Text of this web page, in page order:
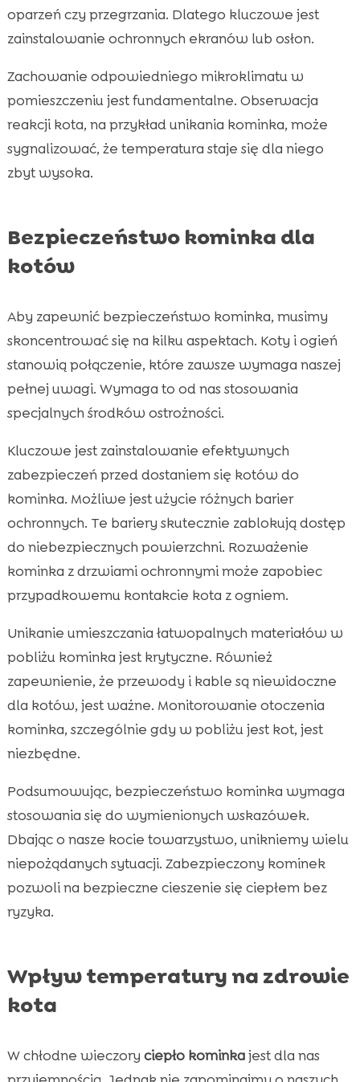
oparzeń czy przegrzania. Dlatego kluczowe jest
zainstalowanie ochronnych ekranów lub osłon.
Zachowanie odpowiedniego mikroklimatu w
pomieszczeniu jest fundamentalne. Obserwacja
reakcji kota, na przykład unikania kominka, może
sygnalizować, że temperatura staje się dla niego
zbyt wysoka.
Bezpieczeństwo kominka dla
kotów
Aby zapewnić bezpieczeństwo kominka, musimy
skoncentrować się na kilku aspektach. Koty i ogień
stanowią połączenie, które zawsze wymaga naszej
pełnej uwagi. Wymaga to od nas stosowania
specjalnych środków ostrożności.
Kluczowe jest zainstalowanie efektywnych
zabezpieczeń przed dostaniem się kotów do
kominka. Możliwe jest użycie różnych barier
ochronnych. Te bariery skutecznie zablokują dostęp
do niebezpiecznych powierzchni. Rozważenie
kominka z drzwiami ochronnymi może zapobiec
przypadkowemu kontakcie kota z ogniem.
Unikanie umieszczania łatwopalnych materiałów w
pobliżu kominka jest krytyczne. Również
zapewnienie, że przewody i kable są niewidoczne
dla kotów, jest ważne. Monitorowanie otoczenia
kominka, szczególnie gdy w pobliżu jest kot, jest
niezbędne.
Podsumowując, bezpieczeństwo kominka wymaga
stosowania się do wymienionych wskazówek.
Dbając o nasze kocie towarzystwo, unikniemy wielu
niepożądanych sytuacji. Zabezpieczony kominek
pozwoli na bezpieczne cieszenie się ciepłem bez
ryzyka.
Wpływ temperatury na zdrowie
kota
W chłodne wieczory ciepło kominkajest dla nas